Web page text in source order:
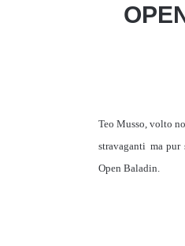
Teo Musso, volto
stravaganti ma pur
Open Baladin.